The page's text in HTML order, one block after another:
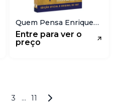
Quem Pensa Enriquece
| Versão Concisa e
Editada | Napoleon Hill
Entre para ver o
preço
3 … 11